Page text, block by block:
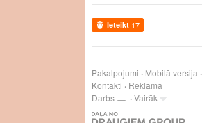
Ieteikt 17
Pakalpojumi Mobilā versija
Kontakti
Reklāma
Darbs
Vairāk